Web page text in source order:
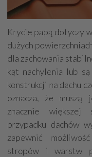
Krycie papą dotyczy
dużych
dla zachowania
kąt nachylenia lub
konstrukcji na dachu
oznacza, że muszą
znacznie większej
przypadku dachów
zapewnić
stropów i warstw